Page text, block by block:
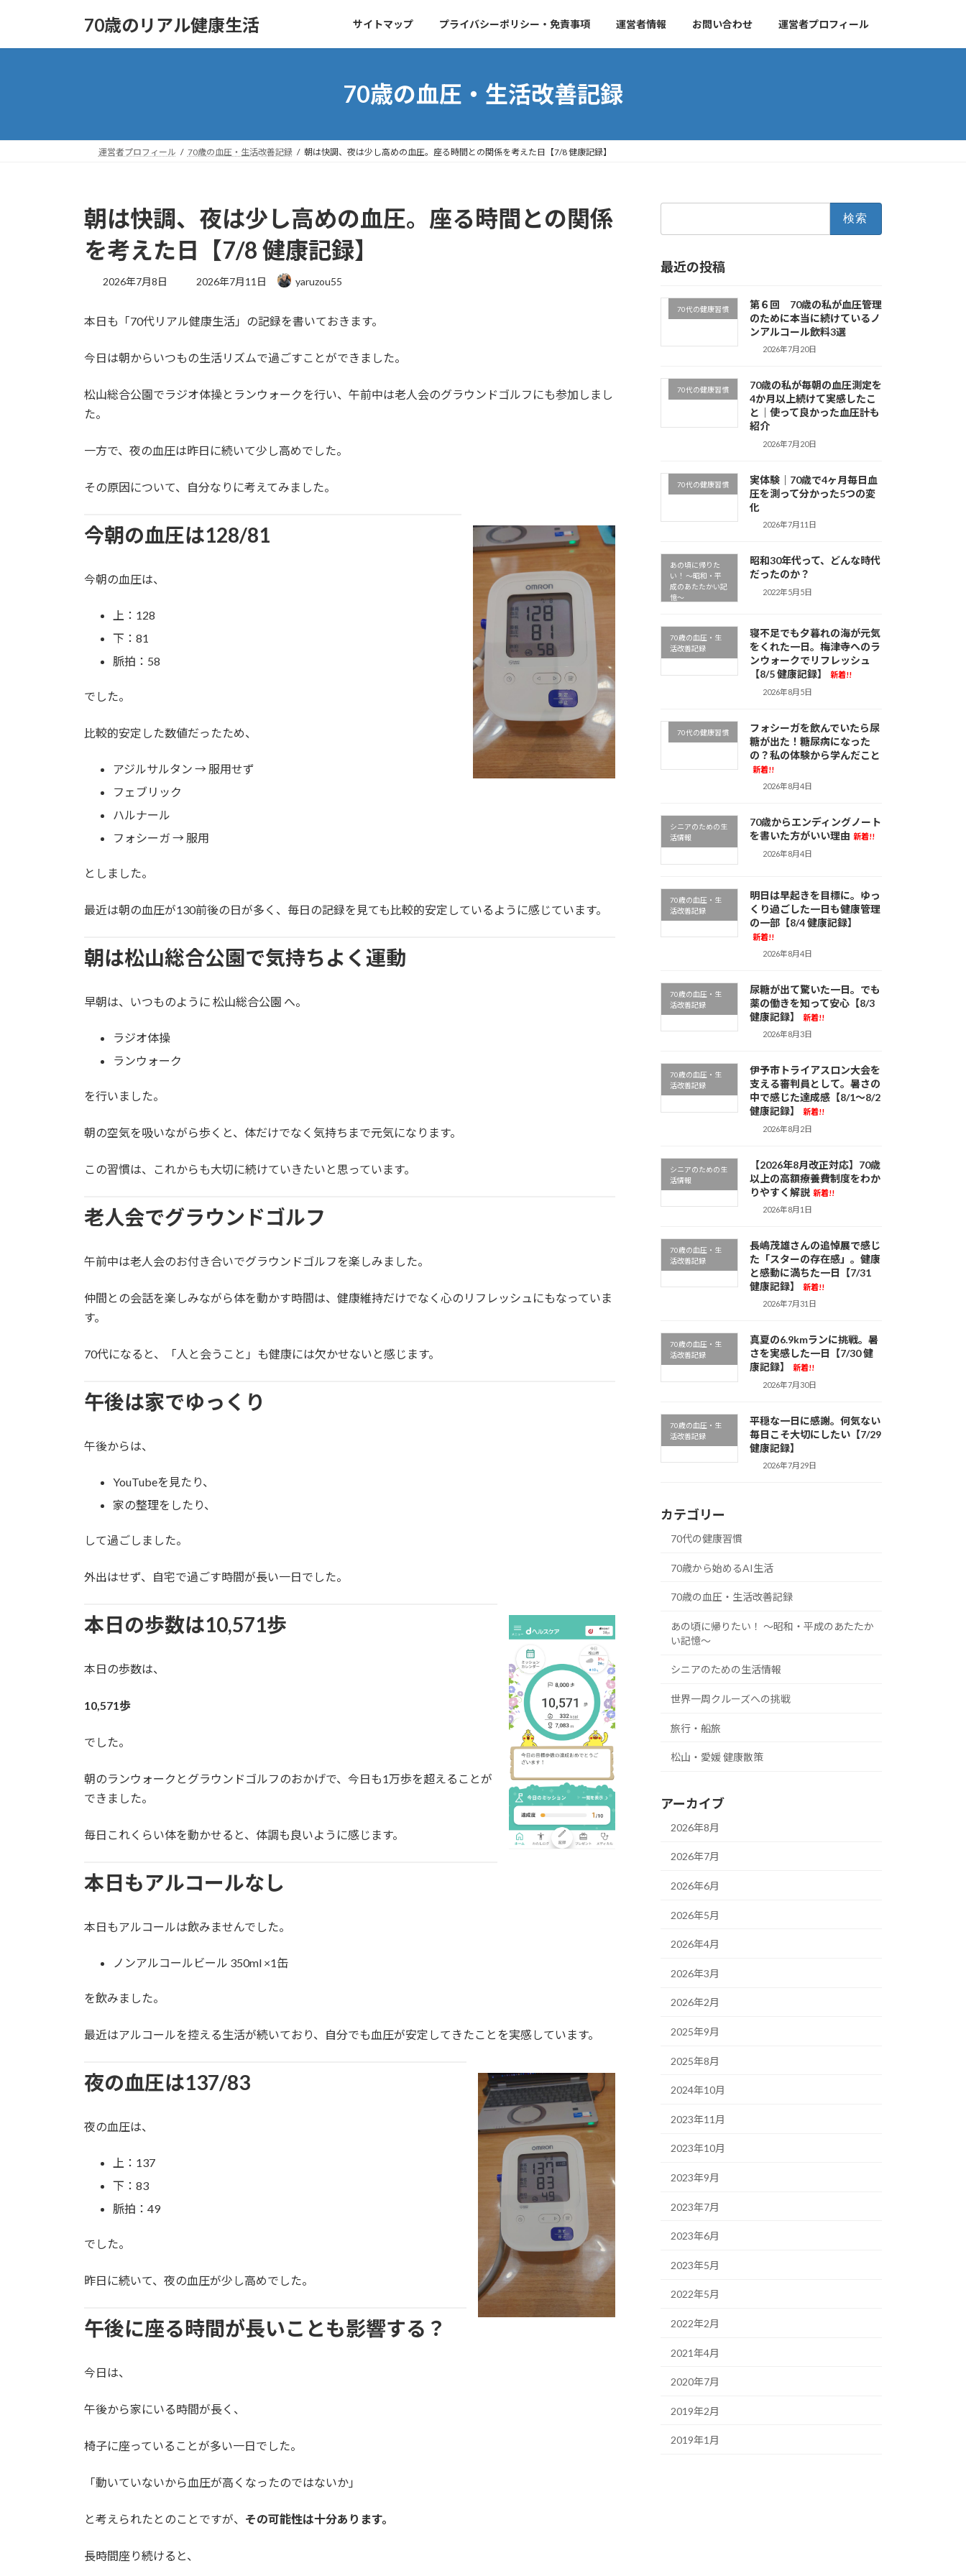
70歳のリアル健康生活 サイトマップ プライバシーポリシー・免責事項 運営者情報 お問い合わせ 運営者プロフィール
70歳の血圧・生活改善記録
運営者プロフィール 70歳の血圧・生活改善記録 朝は快調、夜は少し高めの血圧。座る時間との関係を考えた日【7/8 健康記録】
朝は快調、夜は少し高めの血圧。座る時間との関係
を考えた日【7/8 健康記録】
2026年7月8日
最
新
時
:
2026年7月11日 yaruzou55
本日も「70代リアル健康生活」の記録を書いておきます。
今日は朝からいつもの生活リズムで過ごすことができました。
松山総合公園でラジオ体操とランウォークを行い、午前中は老人会のグラウンドゴルフにも参加しまし
た。
一方で、夜の血圧は昨日に続いて少し高めでした。
その原因について、自分なりに考えてみました。
今朝の血圧は128/81
今朝の血圧は、
上：128
下：81
脈拍：58
でした。
比較的安定した数値だったため、
アジルサルタン → 服用せず
フェブリック
ハルナール
フォシーガ → 服用
としました。
最近は朝の血圧が130前後の日が多く、毎日の記録を見ても比較的安定しているように感じています。
朝は松山総合公園で気持ちよく運動
早朝は、いつものように 松山総合公園 へ。
ラジオ体操
ランウォーク
を行いました。
朝の空気を吸いながら歩くと、体だけでなく気持ちまで元気になります。
この習慣は、これからも大切に続けていきたいと思っています。
老人会でグラウンドゴルフ
午前中は老人会のお付き合いでグラウンドゴルフを楽しみました。
仲間との会話を楽しみながら体を動かす時間は、健康維持だけでなく心のリフレッシュにもなっていま
す。
70代になると、「人と会うこと」も健康には欠かせないと感じます。
午後は家でゆっくり
午後からは、
YouTubeを見たり、
家の整理をしたり、
して過ごしました。
外出はせず、自宅で過ごす時間が長い一日でした。
本日の歩数は10,571歩
本日の歩数は、
10,571歩
でした。
朝のランウォークとグラウンドゴルフのおかげで、今日も1万歩を超えることが
できました。
毎日これくらい体を動かせると、体調も良いように感じます。
本日もアルコールなし
本日もアルコールは飲みませんでした。
ノンアルコールビール 350ml ×1缶
を飲みました。
最近はアルコールを控える生活が続いており、自分でも血圧が安定してきたことを実感しています。
夜の血圧は137/83
夜の血圧は、
上：137
下：83
脈拍：49
でした。
昨日に続いて、夜の血圧が少し高めでした。
午後に座る時間が長いことも影響する？
今日は、
午後から家にいる時間が長く、
椅子に座っていることが多い一日でした。
「動いていないから血圧が高くなったのではないか」
と考えられたとのことですが、 その可能性は十分あります。
長時間座り続けると、
最近の投稿
70代の健康習慣
第６回 70歳の私が血圧管理
のために本当に続けているノ
ンアルコール飲料3選
2026年7月20日
70代の健康習慣
70歳の私が毎朝の血圧測定を
4か月以上続けて実感したこ
と｜使って良かった血圧計も
紹介
2026年7月20日
70代の健康習慣
実体験｜70歳で4ヶ月毎日血
圧を測って分かった5つの変
化
2026年7月11日
あの頃に帰りた
い！ ～昭和・平
成のあたたかい記
憶～
昭和30年代って、どんな時代
だったのか？
2022年5月5日
70歳の血圧・生
活改善記録
寝不足でも夕暮れの海が元気
をくれた一日。梅津寺へのラ
ンウォークでリフレッシュ
【8/5 健康記録】
新着!!
2026年8月5日
70代の健康習慣
フォシーガを飲んでいたら尿
糖が出た！糖尿病になった
の？私の体験から学んだこと
新着!!
2026年8月4日
シニアのための生
活情報
70歳からエンディングノート
を書いた方がいい理由 新着!!
2026年8月4日
70歳の血圧・生
活改善記録
明日は早起きを目標に。ゆっ
くり過ごした一日も健康管理
の一部【8/4 健康記録】
新着!!
2026年8月4日
70歳の血圧・生
活改善記録
尿糖が出て驚いた一日。でも
薬の働きを知って安心【8/3
健康記録】
新着!!
2026年8月3日
70歳の血圧・生
活改善記録
伊予市トライアスロン大会を
支える審判員として。暑さの
中で感じた達成感【8/1～8/2
健康記録】
新着!!
2026年8月2日
シニアのための生
活情報
【2026年8月改正対応】70歳
以上の高額療養費制度をわか
りやすく解説 新着!!
2026年8月1日
70歳の血圧・生
活改善記録
長嶋茂雄さんの追悼展で感じ
た「スターの存在感」。健康
と感動に満ちた一日【7/31
健康記録】
新着!!
2026年7月31日
70歳の血圧・生
活改善記録
真夏の6.9kmランに挑戦。暑
さを実感した一日【7/30 健
康記録】
新着!!
2026年7月30日
70歳の血圧・生
活改善記録
平穏な一日に感謝。何気ない
毎日こそ大切にしたい【7/29
健康記録】
2026年7月29日
カテゴリー
70代の健康習慣
70歳から始めるAI生活
70歳の血圧・生活改善記録
あの頃に帰りたい！ ～昭和・平成のあたたか
い記憶～
シニアのための生活情報
世界一周クルーズへの挑戦
旅行・船旅
松山・愛媛 健康散策
アーカイブ
2026年8月
2026年7月
2026年6月
2026年5月
2026年4月
2026年3月
2026年2月
2025年9月
2025年8月
2024年10月
2023年11月
2023年10月
2023年9月
2023年7月
2023年6月
2023年5月
2022年5月
2022年2月
2021年4月
2020年7月
2019年2月
2019年1月